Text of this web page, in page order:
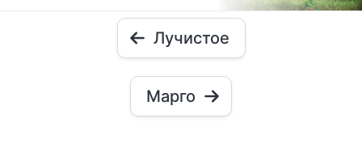
Лучистое
Марго